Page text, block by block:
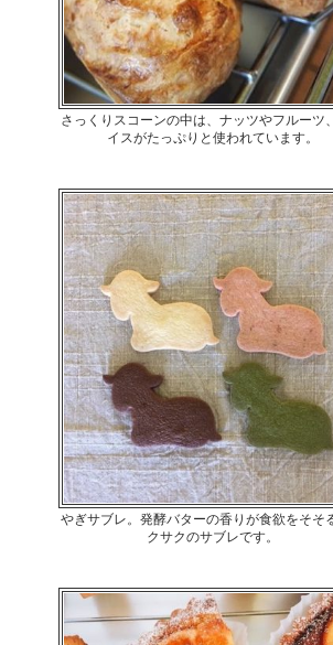
さっくりスコーンの中は、ナッツやフルーツ
イスがたっぷりと使われています。
やぎサブレ。発酵バターの香りが食欲をそそ
クサクのサブレです。